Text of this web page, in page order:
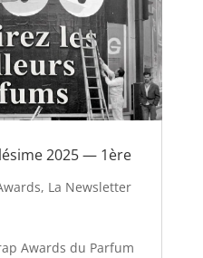
2025 — 1ère
, La Newsletter
Awards du Parfum